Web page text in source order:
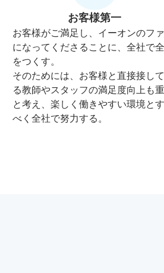
お客様第一
お客様がご満足し、イーオンのフ
になってくださることに、全社で
をつくす。
そのためには、お客様と直接接し
る教師やスタッフの満足度向上も
と考え、楽しく働きやすい環境と
べく全社で努力する。